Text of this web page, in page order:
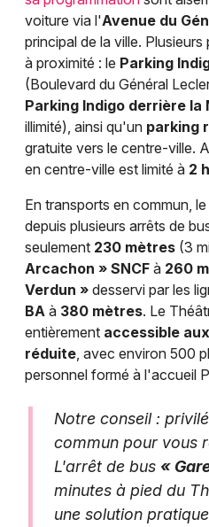
voiture via l'Avenue du
principal de la ville.
à proximité : le Parking
(Boulevard du Général
Parking Indigo derrière la
illimité), ainsi qu'un parking
gratuite vers le centre-ville.
en centre-ville est limité à 2
En transports en commun,
depuis plusieurs arrêts de
seulement 230 mètres (3
Arcachon » SNCF à 260
Verdun » desservi par les
BA à 380 mètres. Le
entièrement accessible
réduite, avec environ 500
personnel formé à l'accueil
Notre conseil :
commun pour vous
L'arrêt de bus «
minutes à pied du
une solution